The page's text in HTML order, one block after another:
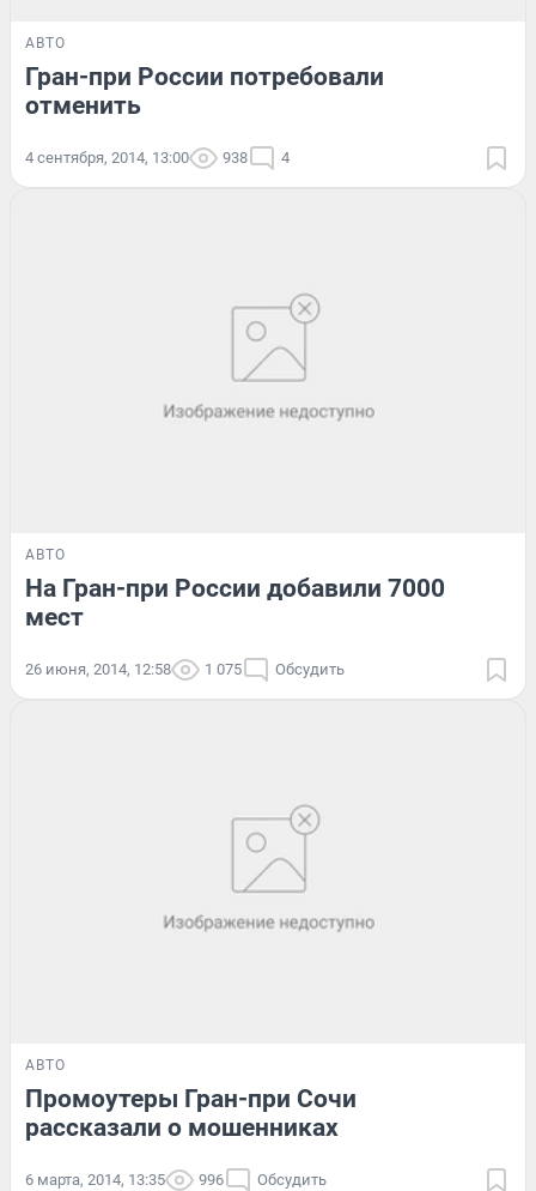
АВТО
Гран-при России потребовали
отменить
4 сентября, 2014, 13:00 938 4
АВТО
На Гран-при России добавили 7000
мест
26 июня, 2014, 12:58 1 075 Обсудить
АВТО
Промоутеры Гран-при Сочи
рассказали о мошенниках
6 марта, 2014, 13:35 996 Обсудить